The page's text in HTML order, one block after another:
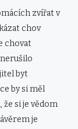
zvířat v
chov
chovat
byt
by si měl
si je vědom
je